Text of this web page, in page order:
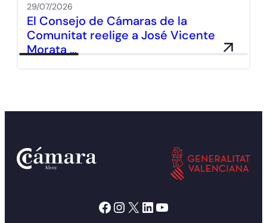
29/07/2026
El Consejo de Cámaras de la
Comunitat reelige a José Vicente
Morata …
Facebook Instagram X LinkedIn YouTube